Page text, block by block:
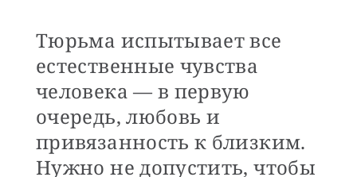
Тюрьма испытывает все
естественные чувства
человека — в первую
очередь, любовь и
привязанность к близким.
Нужно не допустить, чтобы